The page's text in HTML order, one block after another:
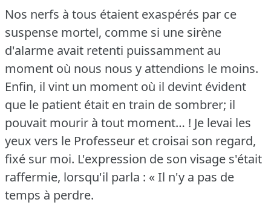
Nos nerfs à tous étaient exaspérés par ce
suspense mortel, comme si une sirène
d'alarme avait retenti puissamment au
moment où nous nous y attendions le moins.
Enfin, il vint un moment où il devint évident
que le patient était en train de sombrer; il
pouvait mourir à tout moment… ! Je levai les
yeux vers le Professeur et croisai son regard,
fixé sur moi. L'expression de son visage s'était
raffermie, lorsqu'il parla : « Il n'y a pas de
temps à perdre.